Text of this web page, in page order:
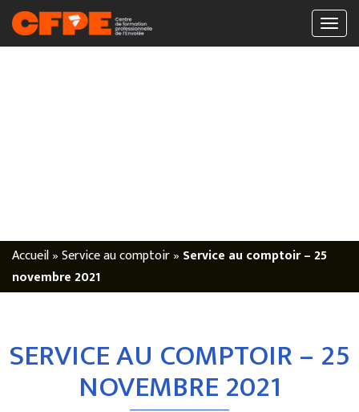
Accueil»Service au comptoir» Service au comptoir – 25
novembre 2021
SERVICE AU COMPTOIR – 25
NOVEMBRE 2021